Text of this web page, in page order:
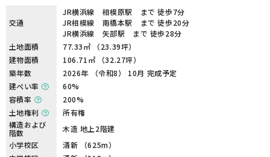
交通
JR横浜線 相模原駅 まで 徒歩7分
JR相模線 南橋本駅 まで 徒歩20分
JR横浜線 矢部駅 まで 徒歩28分
土地面積
77.33㎡ （23.39坪）
建物面積
106.71㎡ （32.27坪）
築年数
2026年 （令和8） 10月 完成予定
建ぺい率
60%
容積率
200%
土地権利
所有権
構造および
階数
木造 地上2階建
小学校区
清新 （625m）